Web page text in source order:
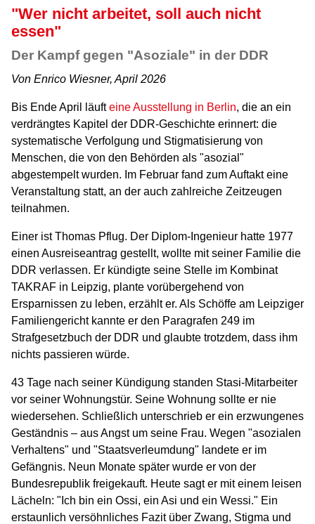
"Wer nicht arbeitet, soll auch nicht
essen"
Der Kampf gegen "Asoziale" in der DDR
Von Enrico Wiesner, April 2026
Bis Ende April läufteine Ausstellung in Berlin, die an ein
verdrängtes Kapitel der DDR-Geschichte erinnert: die
systematische Verfolgung und Stigmatisierung von
Menschen, die von den Behörden als "asozial"
abgestempelt wurden. Im Februar fand zum Auftakt eine
Veranstaltung statt, an der auch zahlreiche Zeitzeugen
teilnahmen.
Einer ist Thomas Pflug. Der Diplom-Ingenieur hatte 1977
einen Ausreiseantrag gestellt, wollte mit seiner Familie die
DDR verlassen. Er kündigte seine Stelle im Kombinat
TAKRAF in Leipzig, plante vorübergehend von
Ersparnissen zu leben, erzählt er. Als Schöffe am Leipziger
Familiengericht kannte er den Paragrafen 249 im
Strafgesetzbuch der DDR und glaubte trotzdem, dass ihm
nichts passieren würde.
43 Tage nach seiner Kündigung standen Stasi-Mitarbeiter
vor seiner Wohnungstür. Seine Wohnung sollte er nie
wiedersehen. Schließlich unterschrieb er ein erzwungenes
Geständnis – aus Angst um seine Frau. Wegen "asozialen
Verhaltens" und "Staatsverleumdung" landete er im
Gefängnis. Neun Monate später wurde er von der
Bundesrepublik freigekauft. Heute sagt er mit einem leisen
Lächeln: "Ich bin ein Ossi, ein Asi und ein Wessi." Ein
erstaunlich versöhnliches Fazit über Zwang, Stigma und